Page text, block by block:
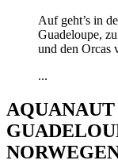
Auf geht’s in
Guadeloupe,
und den Orcas
...
AQUANAUT